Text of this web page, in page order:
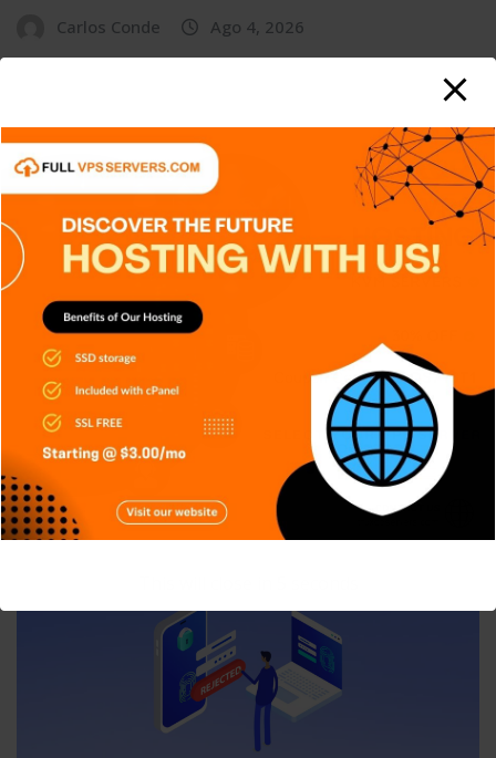
Carlos Conde Ago 4, 2026
APPS DISPOSITIVOS
NOTICIAS
SERIES
TECH
¿Cómo funciona un Centro de
Operaciones de Seguridad (SOC)?
Carlos Conde Ago 4, 2026